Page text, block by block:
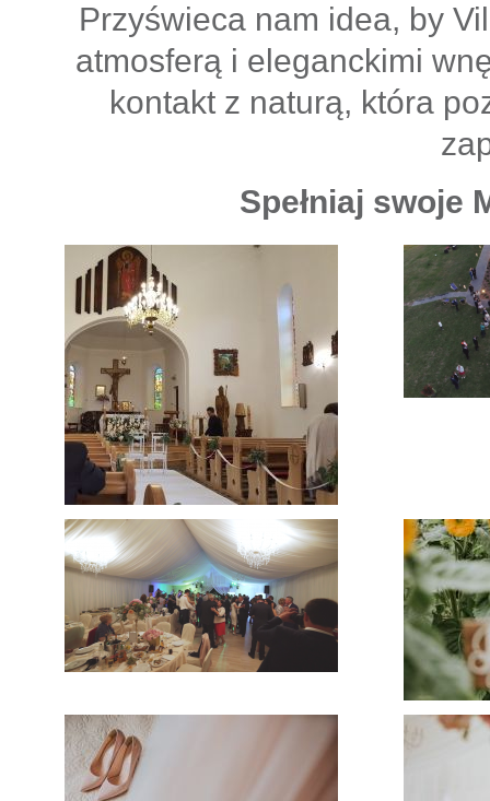
Przyświeca nam idea, by
atmosferą i eleganckimi
kontakt z naturą, która
Spełniaj swoje